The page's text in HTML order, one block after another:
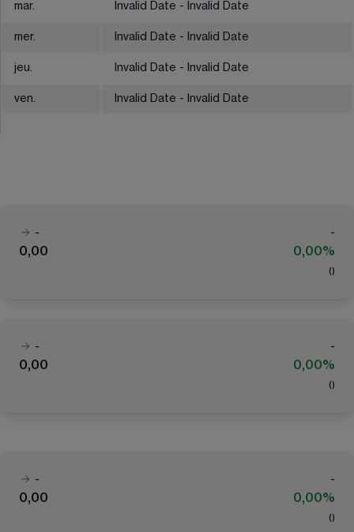
mar. Invalid Date - Invalid Date
mer. Invalid Date - Invalid Date
jeu. Invalid Date - Invalid Date
ven. Invalid Date - Invalid Date
-
-
0,00
0,00%
( )
-
-
0,00
0,00%
( )
-
-
0,00
0,00%
( )